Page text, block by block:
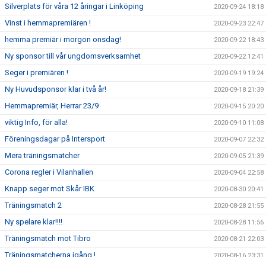
Silverplats för våra 12 åringar i Linköping 2020-09-24 18:18
Vinst i hemmapremiären ! 2020-09-23 22:47
hemma premiär i morgon onsdag! 2020-09-22 18:43
Ny sponsor till vår ungdomsverksamhet 2020-09-22 12:41
Seger i premiären ! 2020-09-19 19:24
Ny Huvudsponsor klar i två år! 2020-09-18 21:39
Hemmapremiär, Herrar 23/9 2020-09-15 20:20
viktig Info, för alla! 2020-09-10 11:08
Föreningsdagar på Intersport 2020-09-07 22:32
Mera träningsmatcher 2020-09-05 21:39
Corona regler i Vilanhallen 2020-09-04 22:58
Knapp seger mot Skår IBK 2020-08-30 20:41
Träningsmatch 2 2020-08-28 21:55
Ny spelare klar!!!! 2020-08-28 11:56
Träningsmatch mot Tibro 2020-08-21 22:03
Träningsmatcherna igång !